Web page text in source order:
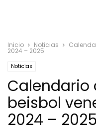
Inicio Noticias
2024 – 2025
Noticias
Calendario
beisbol
2024 – 2025